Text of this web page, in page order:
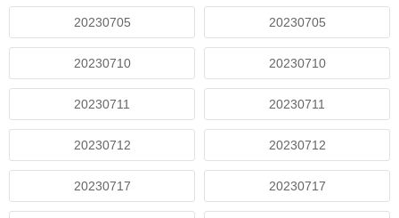
20230705 20230705
20230710 20230710
20230711 20230711
20230712 20230712
20230717 20230717